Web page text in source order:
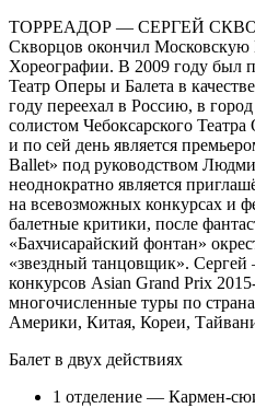
ТОРРЕАДОР — СЕРГЕЙ
Скворцов окончил
Хореографии. В 2009 году был
Театр Оперы и Балета в
году переехал в Россию, в
солистом Чебоксарского
и по сей день является
Ballet» под руководством
неоднократно является
на всевозможных конкурсах и
балетные критики, после
«Бахчисарайский фонтан»
«звездный танцовщик».
конкурсов Asian Grand Prix
многочисленные туры по
Америки, Китая, Кореи,
Балет в двух действиях
1 отделение — Кармен-